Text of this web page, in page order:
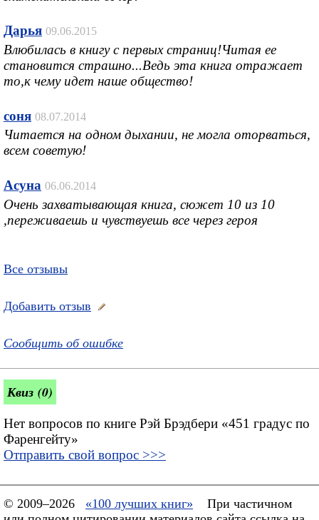
Дарья 09.06.2015
Влюбилась в книгу с первых страниц!Читая ее
становится страшно...Ведь эта книга отражает
то,к чему идет наше общество!
соня 08.07.2014
Читается на одном дыхании, не могла оторваться,
всем советую!
Асуна 06.06.2014
Очень захватывающая книга, сюжет 10 из 10
,переживаешь и чувствуешь все через героя
Все отзывы
Добавить отзыв
Сообщить об ошибке
Квиз (0)
Нет вопросов по книге Рэй Брэдбери «451 градус по
Фаренгейту»
Отправить свой вопрос >>>
© 2009–2026 «100 лучших книг»
При частичном